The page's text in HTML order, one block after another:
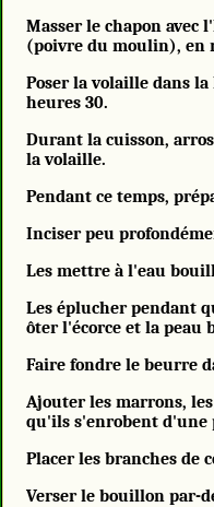
Masser le chapon
(poivre du moulin), en
Poser la volaille dans
heures 30.
Durant la cuisson,
la volaille.
Pendant ce temps,
Inciser peu
Les mettre à l'eau
Les éplucher pendant
ôter l'écorce et la peau
Faire fondre le beurre
Ajouter les marrons,
qu'ils s'enrobent d'une
Placer les branches de
Verser le bouillon par-